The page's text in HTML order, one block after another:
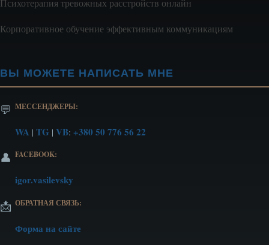
Психотерапия тревожных расстройств онлайн
Корпоративное обучение эффективным коммуникациям
ВЫ МОЖЕТЕ НАПИСАТЬ МНЕ
💬 МЕССЕНДЖЕРЫ:
WA | TG | VB: +380 50 776 56 22
👤 FACEBOOK:
igor.vasilevsky
📩 ОБРАТНАЯ СВЯЗЬ:
Форма на сайте